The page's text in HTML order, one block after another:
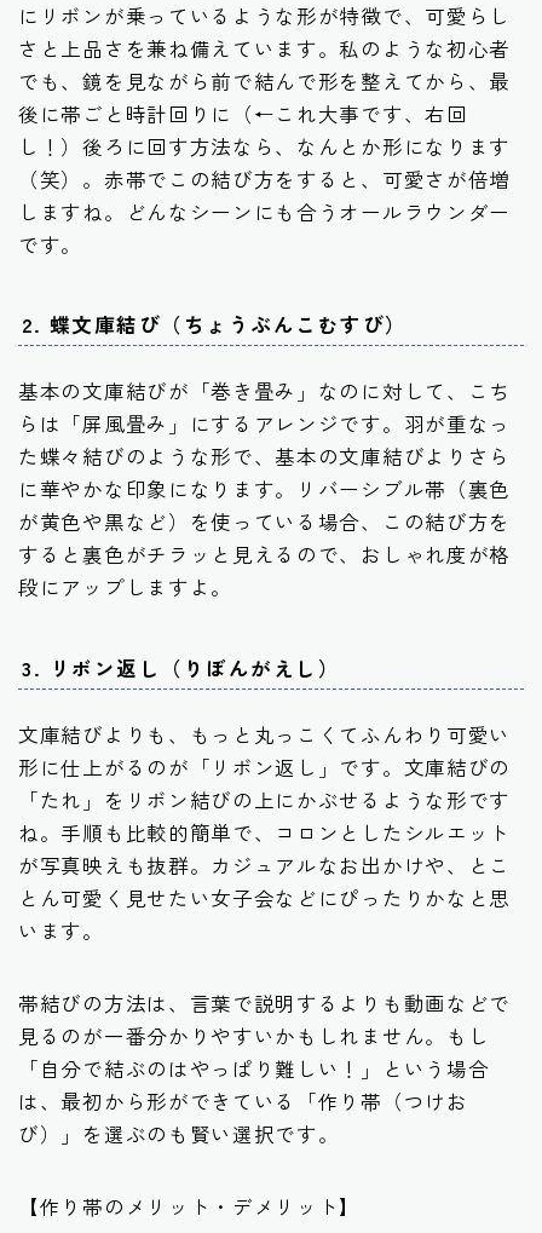
にリボンが乗っているような形が特徴で、可愛らし
さと上品さを兼ね備えています。私のような初心者
でも、鏡を見ながら前で結んで形を整えてから、最
後に帯ごと時計回りに（←これ大事です、右回
し！）後ろに回す方法なら、なんとか形になります
（笑）。赤帯でこの結び方をすると、可愛さが倍増
しますね。どんなシーンにも合うオールラウンダー
です。
2. 蝶文庫結び（ちょうぶんこむすび）
基本の文庫結びが「巻き畳み」なのに対して、こち
らは「屏風畳み」にするアレンジです。羽が重なっ
た蝶々結びのような形で、基本の文庫結びよりさら
に華やかな印象になります。リバーシブル帯（裏色
が黄色や黒など）を使っている場合、この結び方を
すると裏色がチラッと見えるので、おしゃれ度が格
段にアップしますよ。
3. リボン返し（りぼんがえし）
文庫結びよりも、もっと丸っこくてふんわり可愛い
形に仕上がるのが「リボン返し」です。文庫結びの
「たれ」をリボン結びの上にかぶせるような形です
ね。手順も比較的簡単で、コロンとしたシルエット
が写真映えも抜群。カジュアルなお出かけや、とこ
とん可愛く見せたい女子会などにぴったりかなと思
います。
帯結びの方法は、言葉で説明するよりも動画などで
見るのが一番分かりやすいかもしれません。もし
「自分で結ぶのはやっぱり難しい！」という場合
は、最初から形ができている「作り帯（つけお
び）」を選ぶのも賢い選択です。
【作り帯のメリット・デメリット】